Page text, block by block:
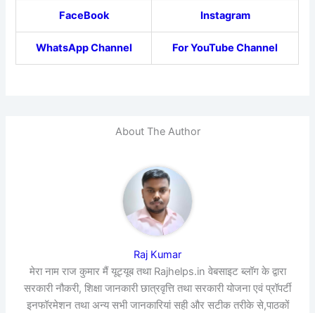
FaceBook Instagram
WhatsApp Channel For YouTube Channel
About The Author
Raj Kumar
मेरा नाम राज कुमार मैं यूट्यूब तथा Rajhelps.in वेबसाइट ब्लॉग के द्वारा
सरकारी नौकरी, शिक्षा जानकारी छात्रवृत्ति तथा सरकारी योजना एवं प्रॉपर्टी
इनफॉरमेशन तथा अन्य सभी जानकारियां सही और सटीक तरीके से,पाठकों